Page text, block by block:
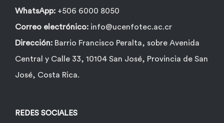
WhatsApp: +506 6000 8050
Correo electrónico: info@ucenfotec.ac.cr
Dirección: Barrio Francisco Peralta, sobre Avenida
Central y Calle 33, 10104 San José, Provincia de San
José, Costa Rica.
REDES SOCIALES